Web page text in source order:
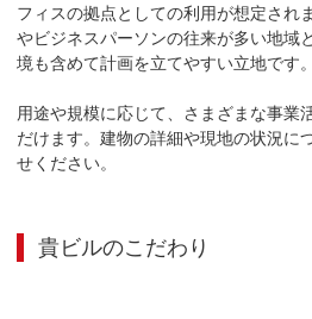
フィスの拠点としての利用が想定され
やビジネスパーソンの往来が多い地域
境も含めて計画を立てやすい立地です。
用途や規模に応じて、さまざまな事業
だけます。建物の詳細や現地の状況に
せください。
貴ビルのこだわり